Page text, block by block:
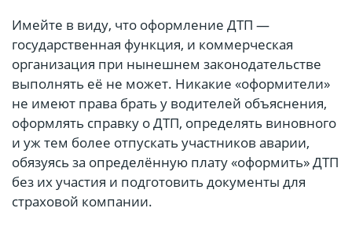
Имейте в виду, что оформление ДТП —
государственная функция, и коммерческая
организация при нынешнем законодательстве
выполнять её не может. Никакие «оформители»
не имеют права брать у водителей объяснения,
оформлять справку о ДТП, определять виновного
и уж тем более отпускать участников аварии,
обязуясь за определённую плату «оформить» ДТП
без их участия и подготовить документы для
страховой компании.